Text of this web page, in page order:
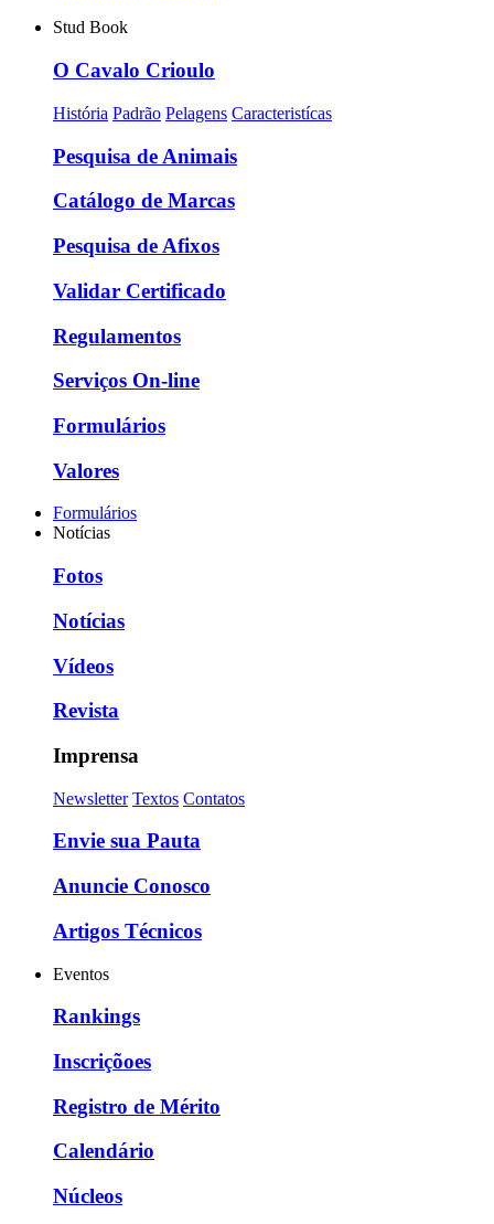
Stud Book
O Cavalo Crioulo
História Padrão Pelagens Caracteristícas
Pesquisa de Animais
Catálogo de Marcas
Pesquisa de Afixos
Validar Certificado
Regulamentos
Serviços On-line
Formulários
Valores
Formulários
Notícias
Fotos
Notícias
Vídeos
Revista
Imprensa
Newsletter Textos Contatos
Envie sua Pauta
Anuncie Conosco
Artigos Técnicos
Eventos
Rankings
Inscriçõoes
Registro de Mérito
Calendário
Núcleos